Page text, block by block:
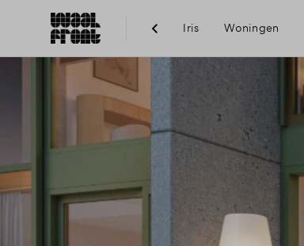
Iris Woningen